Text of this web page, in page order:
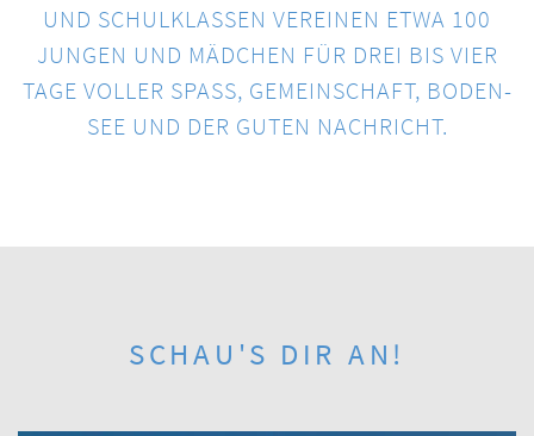
UND SCHUL­KLASSEN VEREINEN ETWA 100
JUNGEN UND MÄDCHEN FÜR DREI BIS VIER
TAGE VOLLER SPASS, GEMEIN­SCHAFT, BODEN­S
EE UND DER GUTEN NACHRICHT.
SCHAU'S DIR AN!